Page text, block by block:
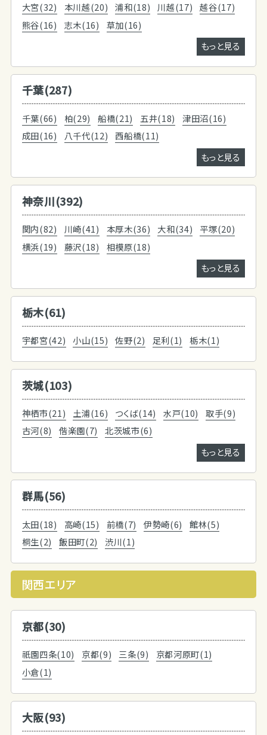
大宮(32) 本川越(20) 浦和(18) 川越(17)
越谷(17)
熊谷(16)
志木(16)
草加(16)
もっと見る
千葉(287)
千葉(66) 柏(29) 船橋(21) 五井(18)
津田沼(16)
成田(16)
八千代(12)
西船橋(11)
もっと見る
神奈川(392)
関内(82) 川崎(41) 本厚木(36) 大和(34)
平塚(20)
横浜(19)
藤沢(18)
相模原(18)
もっと見る
栃木(61)
宇都宮(42) 小山(15) 佐野(2) 足利(1) 栃木(1)
茨城(103)
神栖市(21) 土浦(16) つくば(14) 水戸(10)
取手(9)
古河(8)
偕楽園(7)
北茨城市(6)
もっと見る
群馬(56)
太田(18) 高崎(15) 前橋(7) 伊勢崎(6)
館林(5)
桐生(2)
飯田町(2) 渋川(1)
関西エリア
京都(30)
祇園四条(10) 京都(9) 三条(9)
京都河原町(1)
小倉(1)
大阪(93)